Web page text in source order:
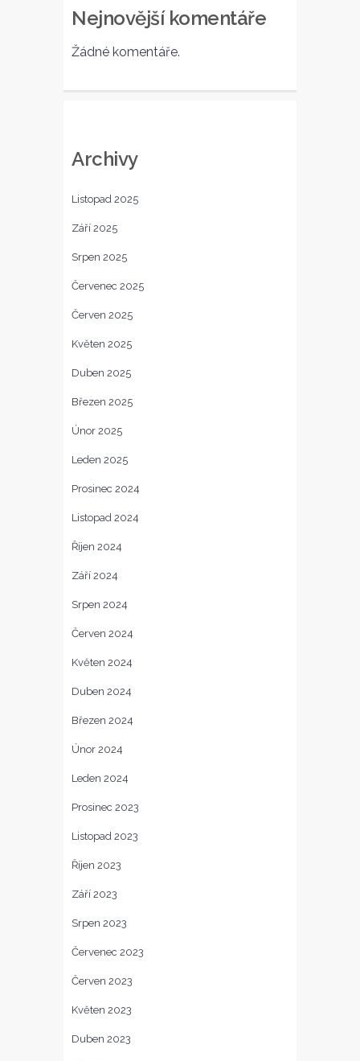
Nejnovější komentáře
Žádné komentáře.
Archivy
Listopad 2025
Září 2025
Srpen 2025
Červenec 2025
Červen 2025
Květen 2025
Duben 2025
Březen 2025
Únor 2025
Leden 2025
Prosinec 2024
Listopad 2024
Říjen 2024
Září 2024
Srpen 2024
Červen 2024
Květen 2024
Duben 2024
Březen 2024
Únor 2024
Leden 2024
Prosinec 2023
Listopad 2023
Říjen 2023
Září 2023
Srpen 2023
Červenec 2023
Červen 2023
Květen 2023
Duben 2023